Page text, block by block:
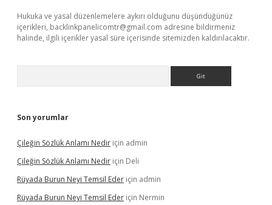
Hukuka ve yasal düzenlemelere aykırı olduğunu düşündüğünüz
içerikleri, backlinkpanelicomtr@gmail.com adresine bildirmeniz
halinde, ilgili içerikler yasal süre içerisinde sitemizden kaldırılacaktır.
Son yorumlar
Çileğin Sözlük Anlamı Nedir için admin
Çileğin Sözlük Anlamı Nedir için Deli
Rüyada Burun Neyi Temsil Eder için admin
Rüyada Burun Neyi Temsil Eder için Nermin